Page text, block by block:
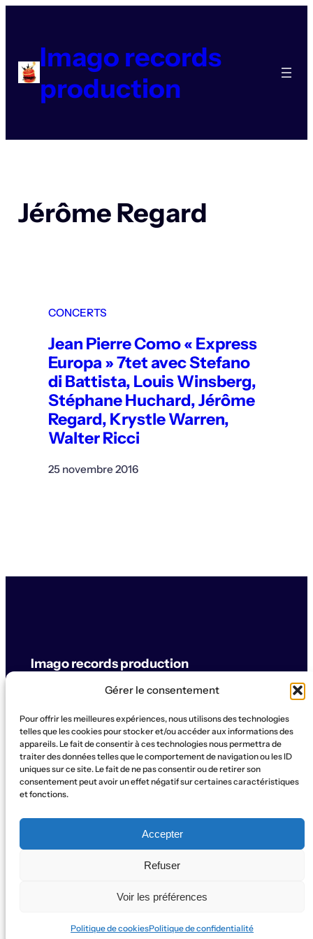
Gérer le consentement
Pour offrir les meilleures expériences, nous utilisons des technologies
telles que les cookies pour stocker et/ou accéder aux informations des
appareils. Le fait de consentir à ces technologies nous permettra de
traiter des données telles que le comportement de navigation ou les ID
uniques sur ce site. Le fait de ne pas consentir ou de retirer son
consentement peut avoir un effet négatif sur certaines caractéristiques
et fonctions.
Accepter
Refuser
Voir les préférences
Politique de cookiesPolitique de confidentialité
contenuImago records
production
Jérôme Regard
CONCERTS
Jean Pierre Como « Express
Europa » 7tet avec Stefano
di Battista, Louis Winsberg,
Stéphane Huchard, Jérôme
Regard, Krystle Warren,
Walter Ricci
25 novembre 2016
Imago records production
© Imago records production
SUPPORT
ArtistesConcertsLabelProductionBoutiqueLa Ruche
ContactQui sommes-nous?
SOCIAL
Instagram
WhatsApp
Facebook
YouTube